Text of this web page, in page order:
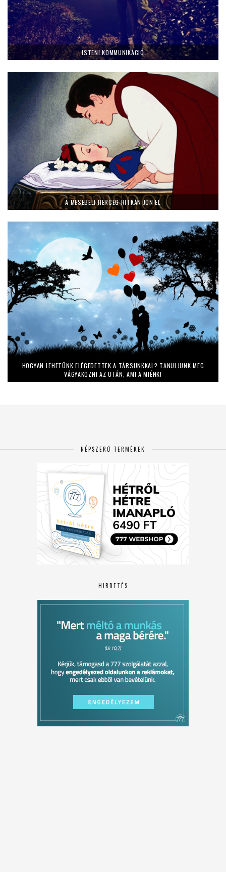
ISTENI KOMMUNIKÁCIÓ
A MESEBELI HERCEG RITKÁN JÖN EL
HOGYAN LEHETÜNK ELÉGEDETTEK A TÁRSUNKKAL? TANULJUNK MEG
VÁGYAKOZNI AZ UTÁN, AMI A MIÉNK!
NÉPSZERŰ TERMÉKEK
HIRDETÉS